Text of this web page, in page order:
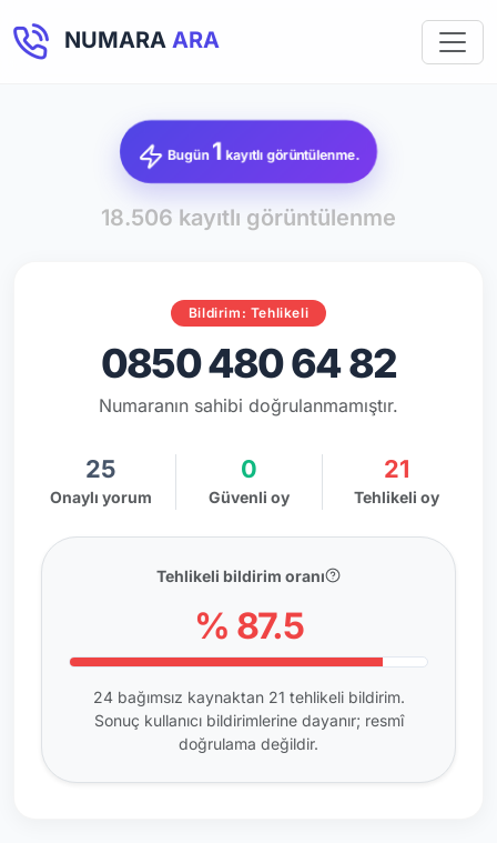
NUMARA ARA
Bugün1 kayıtlı görüntülenme.
18.506 kayıtlı görüntülenme
Bildirim: Tehlikeli
0850 480 64 82
Numaranın sahibi doğrulanmamıştır.
25
Onaylı yorum
0
Güvenli oy
21
Tehlikeli oy
Tehlikeli bildirim oranı
% 87.5
24 bağımsız kaynaktan 21 tehlikeli bildirim.
Sonuç kullanıcı bildirimlerine dayanır; resmî
doğrulama değildir.